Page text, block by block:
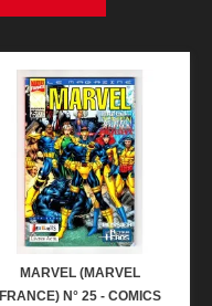
MARVEL (MARVEL
FRANCE) N° 25 - COMICS